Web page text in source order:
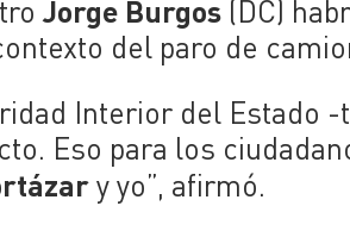
Jorge Burgos (DC)
del paro de
Interior del Estado
Eso para los
y yo”, afirmó.